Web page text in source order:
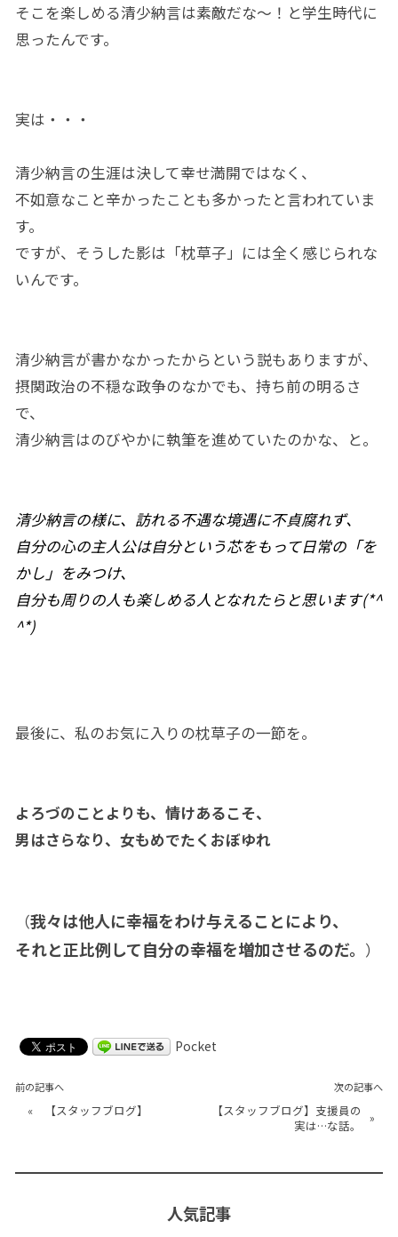
そこを楽しめる清少納言は素敵だな～！と学生時代に
思ったんです。
実は・・・
清少納言の生涯は決して幸せ満開ではなく、
不如意なこと辛かったことも多かったと言われていま
す。
ですが、そうした影は「枕草子」には全く感じられな
いんです。
清少納言が書かなかったからという説もありますが、
摂関政治の不穏な政争のなかでも、持ち前の明るさ
で、
清少納言はのびやかに執筆を進めていたのかな、と。
清少納言の様に、訪れる不遇な境遇に不貞腐れず、
自分の心の主人公は自分という芯をもって日常の「を
かし」をみつけ、
自分も周りの人も楽しめる人となれたらと思います(*^
^*)
最後に、私のお気に入りの枕草子の一節を。
よろづのことよりも、情けあるこそ、
男はさらなり、女もめでたくおぼゆれ
（我々は他人に幸福をわけ与えることにより、
それと正比例して自分の幸福を増加させるのだ。 ）
Pocket
前の記事へ
« 【スタッフブログ】
次の記事へ
【スタッフブログ】支援員の
実は…な話。
»
人気記事